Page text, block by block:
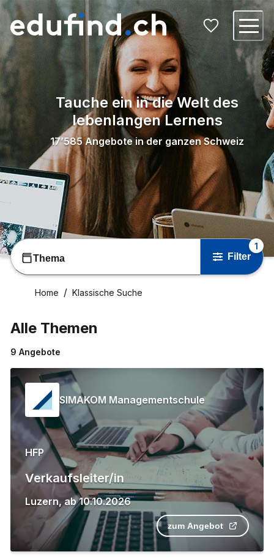
Tauche ein in die Welt des
lebenlangen Lernens
17’585 Angebote in der ganzen Schweiz
Thema Filter
1
Home Klassische Suche
Alle Themen
9 Angebote
SIMAKOM Managementschule
HFP
Verkaufsleiter/in
Luzern, ab 10.10.2026
zum Angebot